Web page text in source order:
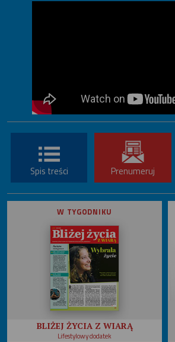
Spis treści Prenumeruj
W TYGODNIKU
BLIŻEJ ŻYCIA Z WIARĄ
Lifestylowy dodatek